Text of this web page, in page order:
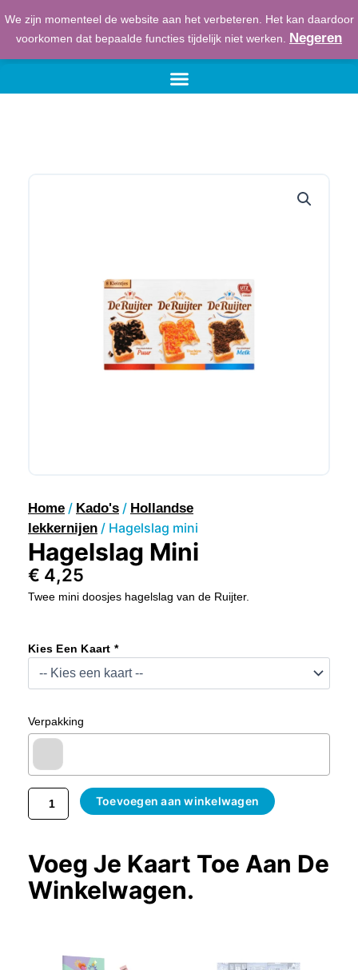
We zijn momenteel de website aan het verbeteren. Het kan daardoor
voorkomen dat bepaalde functies tijdelijk niet werken. Negeren
Home / Kado's / Hollandse
lekkernijen / Hagelslag mini
Hagelslag Mini
€ 4,25
Twee mini doosjes hagelslag van de Ruijter.
Kies Een Kaart *
Verpakking
Mini
Aantal
Toevoegen aan winkelwagen
Voeg Je Kaart Toe Aan De
Winkelwagen.